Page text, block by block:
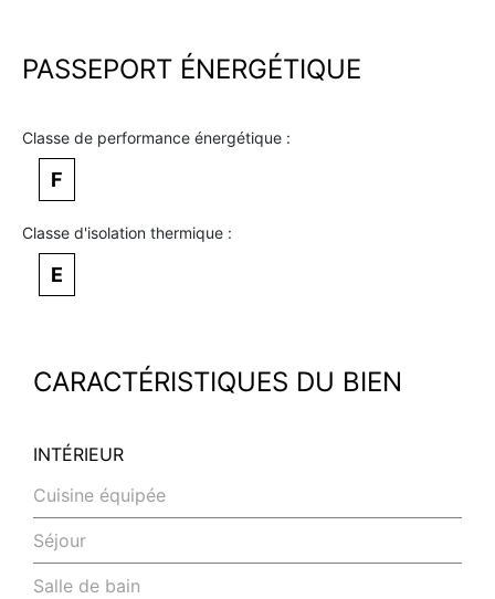
PASSEPORT ÉNERGÉTIQUE
Classe de performance énergétique :
F
Classe d'isolation thermique :
E
CARACTÉRISTIQUES DU BIEN
INTÉRIEUR
Cuisine équipée
Séjour
Salle de bain